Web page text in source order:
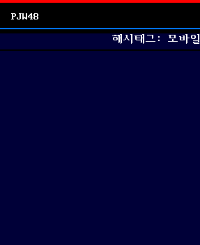
PJW48
해시태그: 모바일